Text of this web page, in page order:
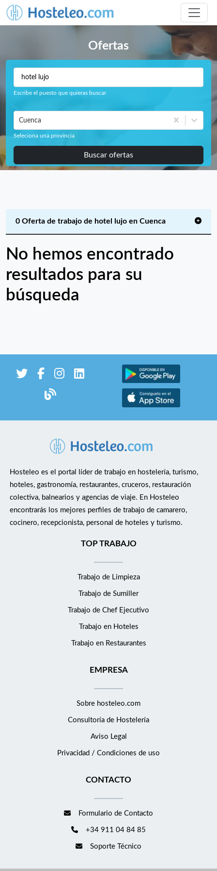
Ofertas
Escribe el puesto que quieras buscar
Cuenca
Seleciona una provincia
Buscar ofertas
0 Oferta de trabajo de hotel lujo en Cuenca
No hemos encontrado
resultados para su
búsqueda
Hosteleo es el portal líder de trabajo en hostelería, turismo,
hoteles, gastronomía, restaurantes, cruceros, restauración
colectiva, balnearios y agencias de viaje. En Hosteleo
encontrarás los mejores perfiles de trabajo de camarero,
cocinero, recepcionista, personal de hoteles y turismo.
TOP TRABAJO
Trabajo de Limpieza
Trabajo de Sumiller
Trabajo de Chef Ejecutivo
Trabajo en Hoteles
Trabajo en Restaurantes
EMPRESA
Sobre hosteleo.com
Consultoría de Hostelería
Aviso Legal
Privacidad / Condiciones de uso
CONTACTO
Formulario de Contacto
+34 911 04 84 85
Soporte Técnico